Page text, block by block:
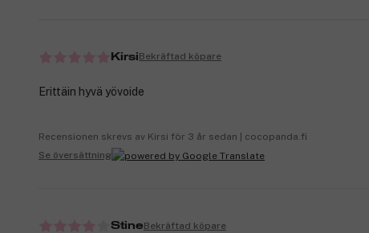
KirsiBekräftad köpare
Erittäin hyvä yövoide
Recensionen skrevs av Kirsi för 3 år sedan | cocopanda.fi
Se översättning
StineBekräftad köpare